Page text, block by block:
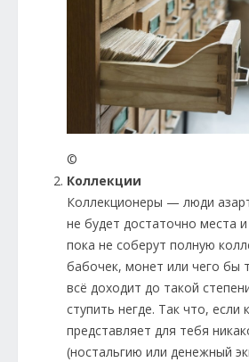
©
Коллекции
Коллекционеры — люди
не будет достаточно места
пока не соберут полную
бабочек, монет или чего бы
всё доходит до такой
ступить негде. Так что, если
представляет для тебя
(ностальгию или денежный